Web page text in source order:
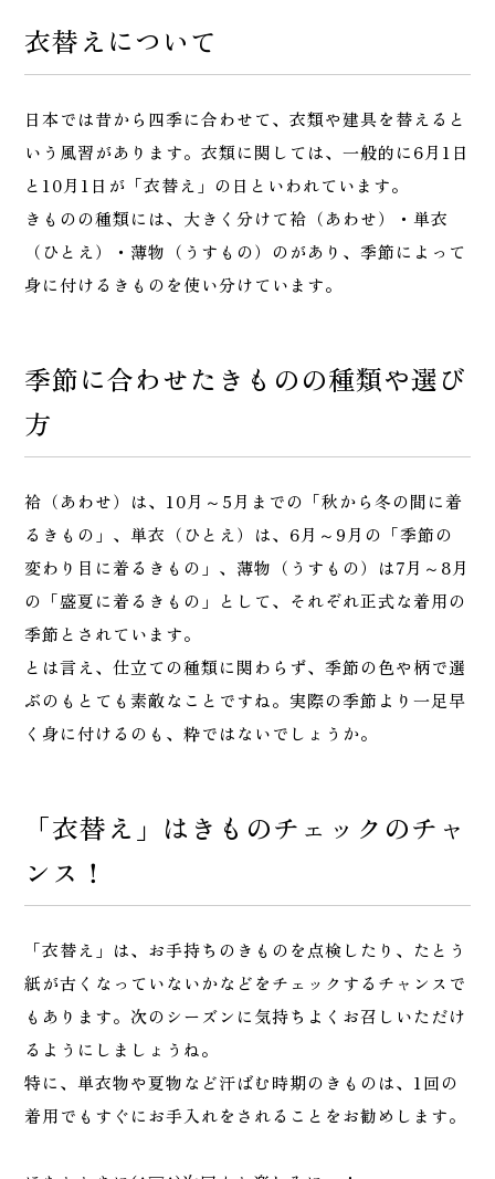
衣替えについて
日本では昔から四季に合わせて、衣類や建具を替えると
いう風習があります。衣類に関しては、一般的に6月1日
と10月1日が「衣替え」の日といわれています。
きものの種類には、大きく分けて袷（あわせ）・単衣
（ひとえ）・薄物（うすもの）のがあり、季節によって
身に付けるきものを使い分けています。
季節に合わせたきものの種類や選び
方
袷（あわせ）は、10月～5月までの「秋から冬の間に着
るきもの」、単衣（ひとえ）は、6月～9月の「季節の
変わり目に着るきもの」、薄物（うすもの）は7月～8月
の「盛夏に着るきもの」として、それぞれ正式な着用の
季節とされています。
とは言え、仕立ての種類に関わらず、季節の色や柄で選
ぶのもとても素敵なことですね。実際の季節より一足早
く身に付けるのも、粋ではないでしょうか。
「衣替え」はきものチェックのチャ
ンス！
「衣替え」は、お手持ちのきものを点検したり、たとう
紙が古くなっていないかなどをチェックするチャンスで
もあります。次のシーズンに気持ちよくお召しいただけ
るようにしましょうね。
特に、単衣物や夏物など汗ばむ時期のきものは、1回の
着用でもすぐにお手入れをされることをお勧めします。